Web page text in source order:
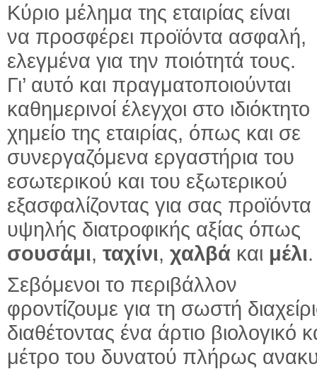
Κύριο μέλημα της εταιρίας είναι
να προσφέρει προϊόντα ασφαλή,
ελεγμένα για την ποιότητά τους.
Γι’ αυτό και πραγματοποιούνται
καθημερινοί έλεγχοι στο ιδιόκτητο
χημείο της εταιρίας, όπως και σε
συνεργαζόμενα εργαστήρια του
εσωτερικού και του εξωτερικού
εξασφαλίζοντας για σας προϊόντα
υψηλής διατροφικής αξίας όπως
σουσάμι, ταχίνι, χαλβά και μέλι.
Σεβόμενοι το περιβάλλον
φροντίζουμε για τη σωστή
διαθέτοντας ένα άρτιο
μέτρο του δυνατού πλήρως